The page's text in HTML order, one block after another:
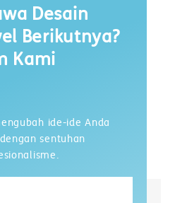
Desain
Berikutnya?
Kami
ide-ide Anda
sentuhan